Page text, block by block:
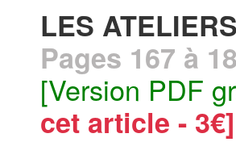
LES ATELIERS
Pages 167 à
[Version PDF
cet article - 3€]